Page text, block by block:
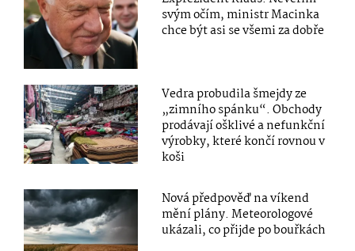
svým očím, ministr Macinka
chce být asi se všemi za dobře
Vedra probudila šmejdy ze
„zimního spánku“. Obchody
prodávají ošklivé a nefunkční
výrobky, které končí rovnou v
koši
Nová předpověď na víkend
mění plány. Meteorologové
ukázali, co přijde po bouřkách